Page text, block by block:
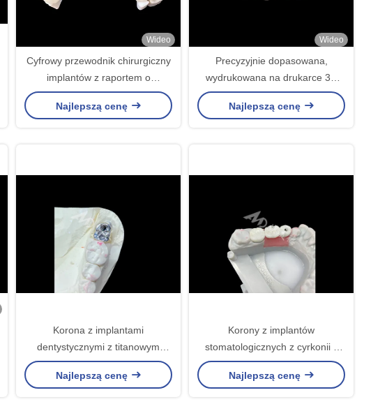
Wideo
Cyfrowy przewodnik chirurgiczny
implantów z raportem o
planowaniu implantów
Najlepszą cenę
Wideo
Precyzyjnie dopasowana,
wydrukowana na drukarce 3D
prowadnica implantu
chirurgicznego o wysokiej
Najlepszą cenę
Korona z implantami
dentystycznymi z titanowym
podłożem i porcelanową koroną
PFM z metalu
Najlepszą cenę
Korony z implantów
stomatologicznych z cyrkonii z
titanowym podłożem dla
zwiększonego komfortu i estetyki
Najlepszą cenę